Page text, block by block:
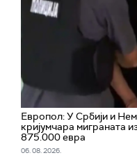
Европол: У Србији и
кријумчара миграната
875.000 евра
06. 08. 2026.